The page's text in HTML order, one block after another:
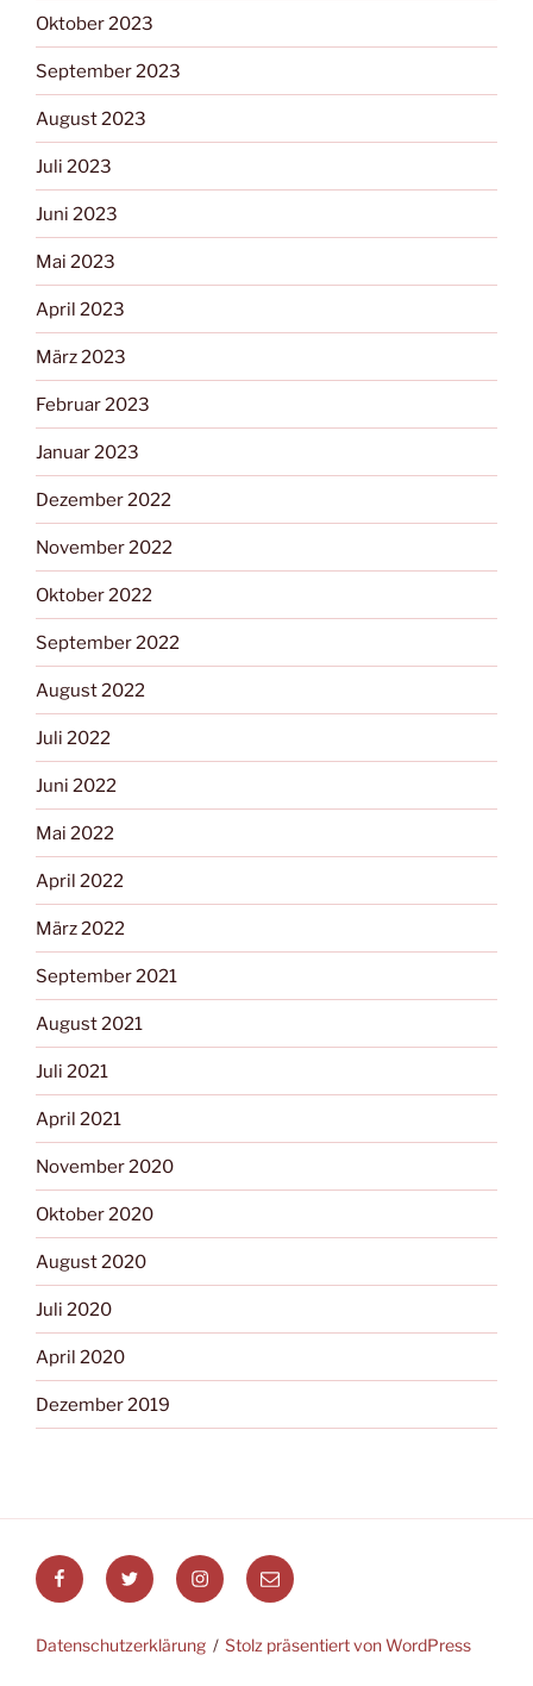
Oktober 2023
September 2023
August 2023
Juli 2023
Juni 2023
Mai 2023
April 2023
März 2023
Februar 2023
Januar 2023
Dezember 2022
November 2022
Oktober 2022
September 2022
August 2022
Juli 2022
Juni 2022
Mai 2022
April 2022
März 2022
September 2021
August 2021
Juli 2021
April 2021
November 2020
Oktober 2020
August 2020
Juli 2020
April 2020
Dezember 2019
Datenschutzerklärung Stolz präsentiert von WordPress